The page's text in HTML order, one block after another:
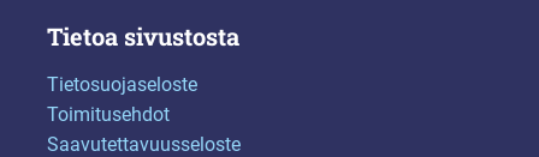
Tietoa sivustosta
Tietosuojaseloste
Toimitusehdot
Saavutettavuusseloste